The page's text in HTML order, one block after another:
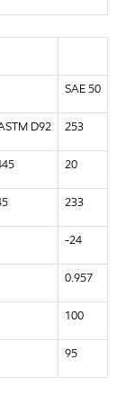
SAE 50
D92 253
20
233
-24
0.957
100
95